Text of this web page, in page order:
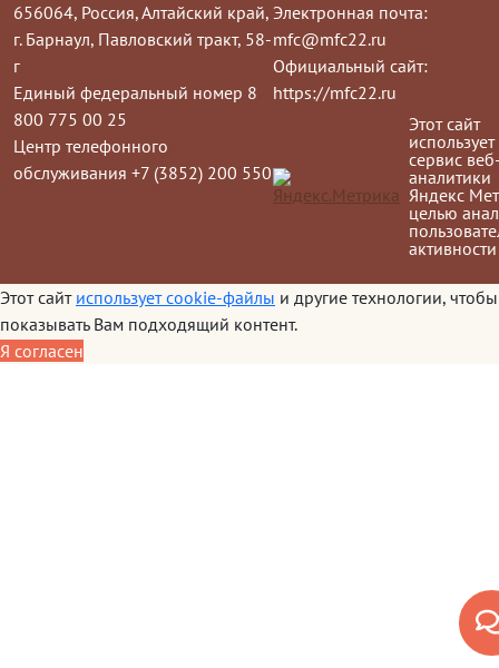
656064, Россия, Алтайский край,
г. Барнаул, Павловский тракт, 58-
г
Единый федеральный номер 8
800 775 00 25
Центр телефонного
обслуживания +7 (3852) 200 550
Электронная почта:
mfc@mfc22.ru
Официальный сайт:
https://mfc22.ru
Этот сайт
использует
сервис
аналитики
Яндекс
целью
активности
Этот сайт использует cookie-файлы и другие технологии, чтобы
показывать Вам подходящий контент.
Я согласен